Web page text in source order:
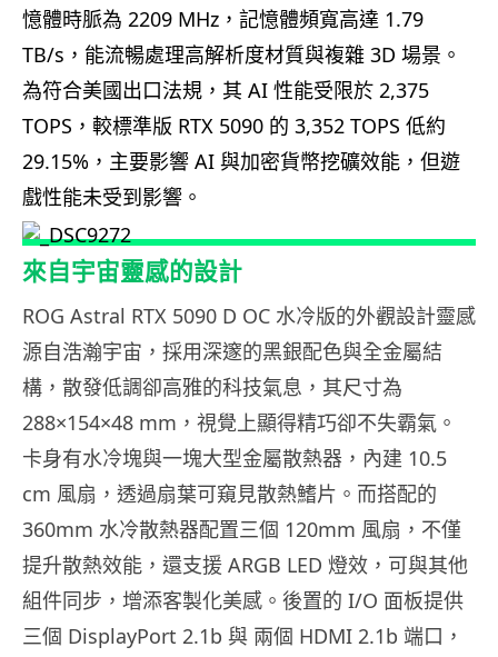
憶體時脈為 2209 MHz ，記憶體頻寬高達 1.79
TB/s ，能流暢處理高解析度材質與複雜 3D 場景。
為符合美國出口法規，其 AI 性能受限於 2,375
TOPS ，較標準版 RTX 5090 的 3,352 TOPS 低約
29.15% ，主要影響 AI 與加密貨幣挖礦效能，但遊
戲性能未受到影響。
來自宇宙靈感的設計
ROG Astral RTX 5090 D OC 水冷版的外觀設計靈感
源自浩瀚宇宙，採用深邃的黑銀配色與全金屬結
構，散發低調卻高雅的科技氣息，其尺寸為
288×154×48 mm，視覺上顯得精巧卻不失霸氣。
卡身有水冷塊與一塊大型金屬散熱器，內建 10.5
cm 風扇，透過扇葉可窺見散熱鰭片。而搭配的
360mm 水冷散熱器配置三個 120mm 風扇，不僅
提升散熱效能，還支援 ARGB LED 燈效，可與其他
組件同步，增添客製化美感。後置的 I/O 面板提供
三個 DisplayPort 2.1b 與 兩個 HDMI 2.1b 端口，